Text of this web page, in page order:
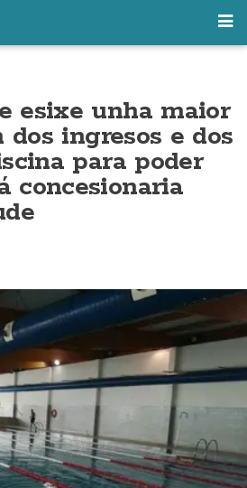
esixe unha maior
ingresos e dos
para poder
concesionaria